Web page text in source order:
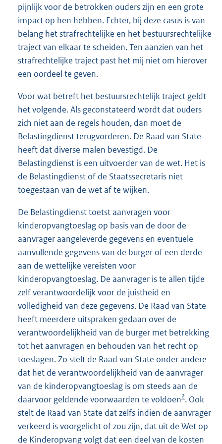
pijnlijk voor de betrokken ouders zijn en een grote
impact op hen hebben. Echter, bij deze casus is van
belang het strafrechtelijke en het bestuursrechtelijke
traject van elkaar te scheiden. Ten aanzien van het
strafrechtelijke traject past het mij niet om hierover
een oordeel te geven.
Voor wat betreft het bestuursrechtelijk traject geldt
het volgende. Als geconstateerd wordt dat ouders
zich niet aan de regels houden, dan moet de
Belastingdienst terugvorderen. De Raad van State
heeft dat diverse malen bevestigd. De
Belastingdienst is een uitvoerder van de wet. Het is
de Belastingdienst of de Staatssecretaris niet
toegestaan van de wet af te wijken.
De Belastingdienst toetst aanvragen voor
kinderopvangtoeslag op basis van de door de
aanvrager aangeleverde gegevens en eventuele
aanvullende gegevens van de burger of een derde
aan de wettelijke vereisten voor
kinderopvangtoeslag. De aanvrager is te allen tijde
zelf verantwoordelijk voor de juistheid en
volledigheid van deze gegevens. De Raad van State
heeft meerdere uitspraken gedaan over de
verantwoordelijkheid van de burger met betrekking
tot het aanvragen en behouden van het recht op
toeslagen. Zo stelt de Raad van State onder andere
dat het de verantwoordelijkheid van de aanvrager
van de kinderopvangtoeslag is om steeds aan de
daarvoor geldende voorwaarden te voldoen2. Ook
stelt de Raad van State dat zelfs indien de aanvrager
verkeerd is voorgelicht of zou zijn, dat uit de Wet op
de Kinderopvang volgt dat een deel van de kosten